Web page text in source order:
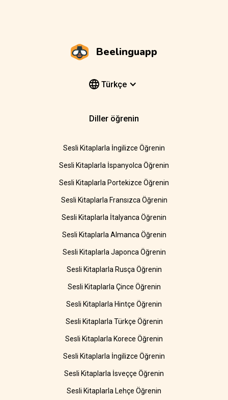
Beelinguapp
Türkçe
Diller öğrenin
Sesli Kitaplarla İngilizce Öğrenin
Sesli Kitaplarla İspanyolca Öğrenin
Sesli Kitaplarla Portekizce Öğrenin
Sesli Kitaplarla Fransızca Öğrenin
Sesli Kitaplarla İtalyanca Öğrenin
Sesli Kitaplarla Almanca Öğrenin
Sesli Kitaplarla Japonca Öğrenin
Sesli Kitaplarla Rusça Öğrenin
Sesli Kitaplarla Çince Öğrenin
Sesli Kitaplarla Hintçe Öğrenin
Sesli Kitaplarla Türkçe Öğrenin
Sesli Kitaplarla Korece Öğrenin
Sesli Kitaplarla İngilizce Öğrenin
Sesli Kitaplarla İsveççe Öğrenin
Sesli Kitaplarla Lehçe Öğrenin